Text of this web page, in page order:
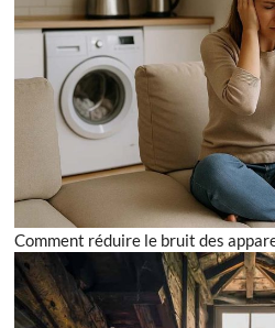
Comment réduire le bruit des